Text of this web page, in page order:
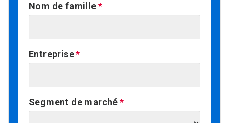
Nom de famille
Entreprise
Segment de marché